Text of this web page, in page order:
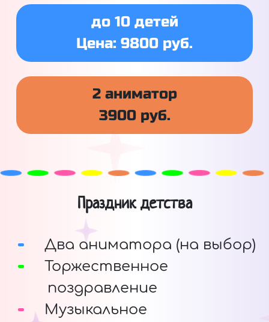
до 10 детей
Цена: 9800 руб.
2 аниматор
3900 руб.
Праздник детства
Два аниматора (на выбор)
Торжественное
поздравление
Музыкальное